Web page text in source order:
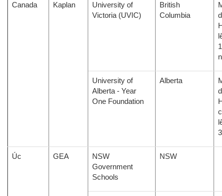
Canada Kaplan
University of
Victoria (UVIC)
British
Columbia
University of
Alberta - Year
One Foundation
Alberta
Úc GEA
NSW
Government
Schools
NSW